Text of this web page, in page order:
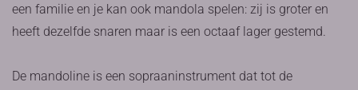
een familie en je kan ook mandola spelen: zij is groter en
heeft dezelfde snaren maar is een octaaf lager gestemd.
De mandoline is een sopraaninstrument dat tot de